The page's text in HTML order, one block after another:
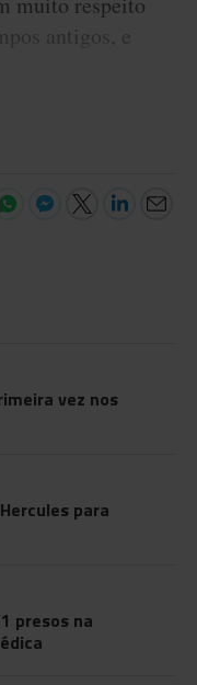
antigos, e
vez nos
para
presos na